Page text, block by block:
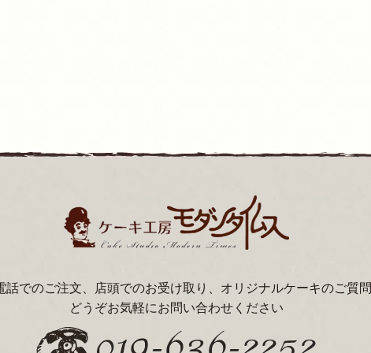
話でのご注文、店頭でのお受け取り、オリジナルケーキのご質問
どうぞお気軽にお問い合わせください